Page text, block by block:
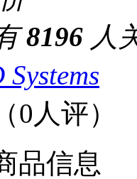
8196 人
Systems
（0人评）
品信息